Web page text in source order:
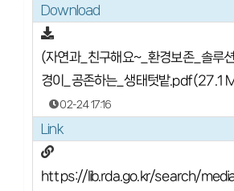
Download
(자연과_친구해요~_환경보존_솔루
경이_공존하는_생태텃밭.pdf(27.1
02-24 17:16
Link
https://lib.rda.go.kr/search/